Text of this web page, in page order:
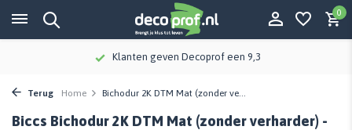
0
Klanten geven Decoprof een 9,3
Terug Home Bichodur 2K DTM Mat (zonder ve...
Biccs Bichodur 2K DTM Mat (zonder verharder) -